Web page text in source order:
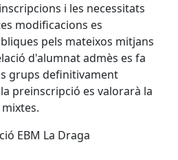
i les necessitats
modificacions es
pels mateixos mitjans
d'alumnat admès es fa
grups definitivament
preinscripció es valorarà la
EBM La Draga